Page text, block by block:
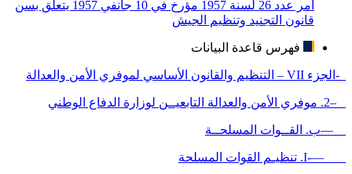
أمر عدد 26 لسنة 1957 مؤرخ في 10 جانفي 1957 يتعلق بسن
قانون التجنيد وتنظيم الجيش
فهرس قاعدة البيانات
-الجزء VII – التنظيم والقانون الأساسي لموفري الأمن والعدالة
–2. موفري الأمن والعدالة التابعيــن لوزارة الدفاع الوطني
—ب. القــوات المسلحــة
—-I. تنظيـم القوات المسلحة